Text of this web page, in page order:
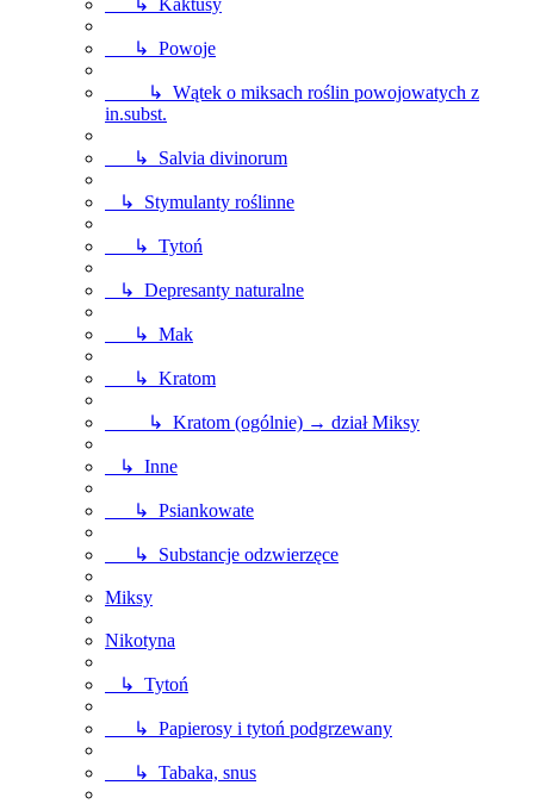
↳ Powoje
↳ Wątek o miksach roślin powojowatych z
in.subst.
↳ Salvia divinorum
↳ Stymulanty roślinne
↳ Tytoń
↳ Depresanty naturalne
↳ Mak
↳ Kratom
↳ Kratom (ogólnie) → dział Miksy
↳ Inne
↳ Psiankowate
↳ Substancje odzwierzęce
Miksy
Nikotyna
↳ Tytoń
↳ Papierosy i tytoń podgrzewany
↳ Tabaka, snus